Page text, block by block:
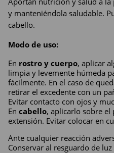
y manteniéndola saludable.
cabello.
Modo de uso:
En rostro y cuerpo, aplicar
limpia y levemente húmeda
fácilmente. En el caso de
retirar el excedente con un
Evitar contacto con ojos y
En cabello, aplicarlo sobre
extensión. Evitar colocar en
Ante cualquier reacción
Conservar al resguardo de